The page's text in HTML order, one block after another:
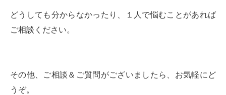
どうしても分からなかったり、１人で悩むことがあれば
ご相談ください。
その他、ご相談＆ご質問がございましたら、お気軽にど
うぞ。